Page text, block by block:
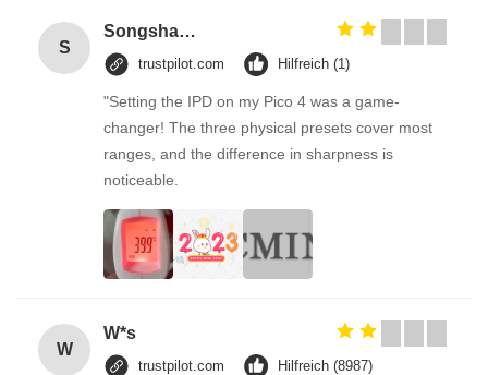
S
Songshang
trustpilot.com Hilfreich (1)
"Setting the IPD on my Pico 4 was a game-
changer! The three physical presets cover most
ranges, and the difference in sharpness is
noticeable.
W
W*s
trustpilot.com Hilfreich (8987)